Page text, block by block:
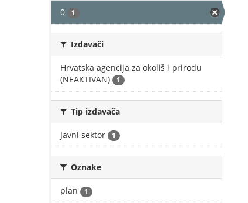
0 1
Izdavači
Hrvatska agencija za okoliš i prirodu
(NEAKTIVAN)
1
Tip izdavača
Javni sektor 1
Oznake
plan 1